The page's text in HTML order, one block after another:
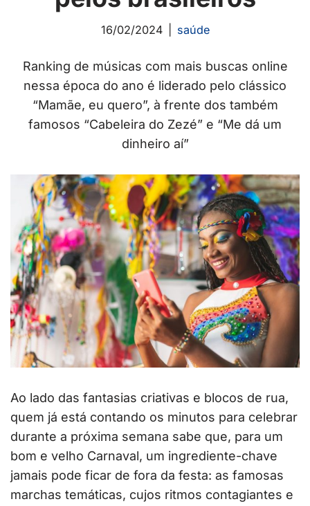
16/02/2024 saúde
Ranking de músicas com mais buscas online
nessa época do ano é liderado pelo clássico
“Mamãe, eu quero”, à frente dos também
famosos “Cabeleira do Zezé” e “Me dá um
dinheiro aí”
Ao lado das fantasias criativas e blocos de rua,
quem já está contando os minutos para celebrar
durante a próxima semana sabe que, para um
bom e velho Carnaval, um ingrediente-chave
jamais pode ficar de fora da festa: as famosas
marchas temáticas, cujos ritmos contagiantes e